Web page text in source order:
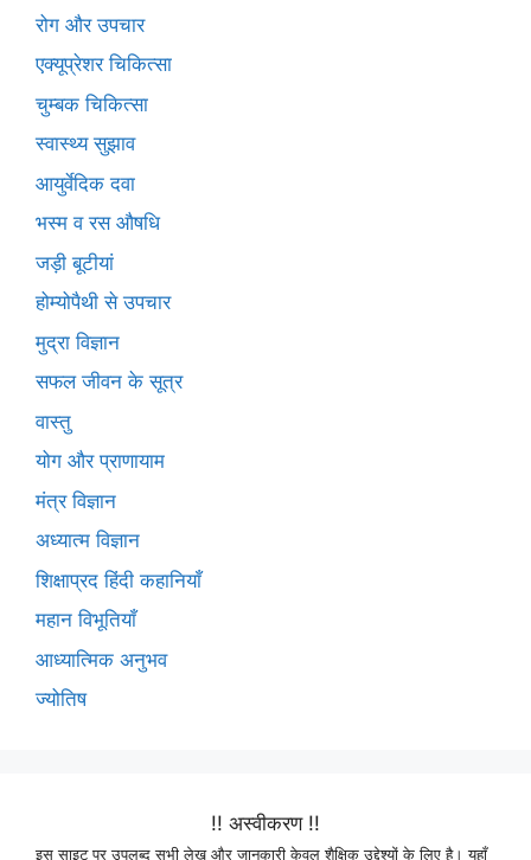
रोग और उपचार
एक्यूप्रेशर चिकित्सा
चुम्बक चिकित्सा
स्वास्थ्य सुझाव
आयुर्वेदिक दवा
भस्म व रस औषधि
जड़ी बूटीयां
होम्योपैथी से उपचार
मुद्रा विज्ञान
सफल जीवन के सूत्र
वास्तु
योग और प्राणायाम
मंत्र विज्ञान
अध्यात्म विज्ञान
शिक्षाप्रद हिंदी कहानियाँ
महान विभूतियाँ
आध्यात्मिक अनुभव
ज्योतिष
!! अस्वीकरण !!
इस साइट पर उपलब्द सभी लेख और जानकारी केवल शैक्षिक उद्देश्यों के लिए है। यहाँ